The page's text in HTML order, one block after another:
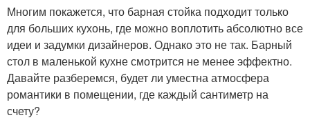
Многим покажется, что барная стойка подходит только
для больших кухонь, где можно воплотить абсолютно все
идеи и задумки дизайнеров. Однако это не так. Барный
стол в маленькой кухне смотрится не менее эффектно.
Давайте разберемся, будет ли уместна атмосфера
романтики в помещении, где каждый сантиметр на
счету?